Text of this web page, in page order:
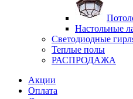
Настольные
Светодиодные
Теплые полы
РАСПРОДАЖА
Акции
Оплата